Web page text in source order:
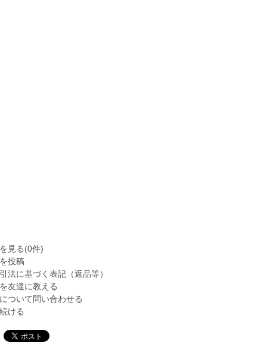
見る(0件)
投稿
法に基づく表記（返品等）
友達に教える
ついて問い合わせる
ける